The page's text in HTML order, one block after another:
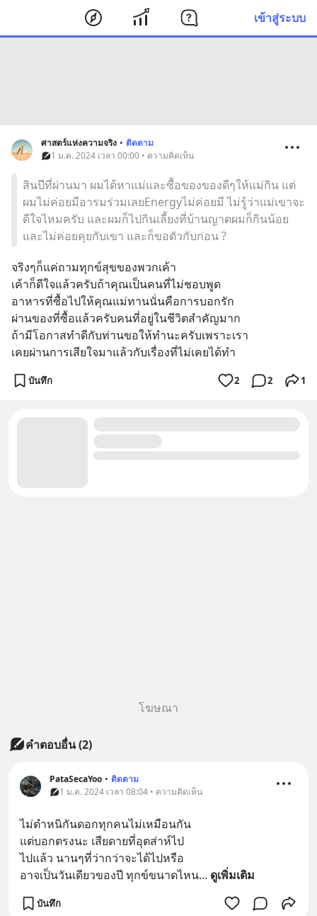
เข้าสู่ระบบ
ศาสตร์แห่งความจริง • ติดตาม
1 ม.ค. 2024 เวลา 00:00 • ความคิดเห็น
สินปีที่ผ่านมา ผมได้หาแม่และซื้อของของดีๆให้แม่กิน แต่
ผมไม่ค่อยมีอารมร่วมเลยEnergyไม่ค่อยมี ไม่รู้ว่าแม่เขาจะ
ดีใจไหมครับ และผมก็ไปกินเลี้ยงที่บ้านญาตผมก็กินน้อย
และไม่ค่อยคุยกับเขา และก็ขอตัวกับก่อน ?
จริงๆก็แค่ถามทุกข์สุขของพวกเค้า
เค้าก็ดีใจแล้วครับถ้าคุณเป็นคนที่ไม่ชอบพูด
อาหารที่ซื้อไปให้คุณแม่ทานนั่นคือการบอกรัก
ผ่านของที่ซื้อแล้วครับคนที่อยู่ในชีวิตสำคัญมาก
ถ้ามีโอกาสทำดีกับท่านขอให้ทำนะครับเพราะเรา
เคยผ่านการเสียใจมาแล้วกับเรื่องที่ไม่เคยได้ทำ
บันทึก 2 2 1
โฆษณา
คำตอบอื่น(2)
PataSecaYoo • ติดตาม
1 ม.ค. 2024 เวลา 08:04 • ความคิดเห็น
ไม่ตำหนิกันดอกทุกคนไม่เหมือนกัน
แต่บอกตรงนะ เสียดายที่อุตส่าห์ไป
ไปแล้ว นานๆที่ว่ากว่าจะได้ไปหรือ
อาจเป็นวันเดียวของปี ทุกข์ขนาดไหน... ดูเพิ่มเติม
บันทึก